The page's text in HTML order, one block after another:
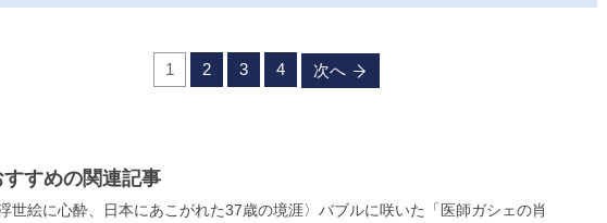
1 2 3 4 次へ
すめの関連記事
世絵に心酔、日本にあこがれた37歳の境涯〉バブルに咲いた「医師ガシェの肖